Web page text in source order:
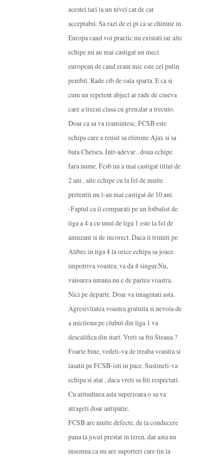
acestei tari la un nivel cat de cat
acceptabil. Sa razi de ei pt ca se chinuie in
Europa cand voi practic nu existati iar alte
echipe nu au mai castigat un meci
european de cand eram mic este cel putin
penibil. Rade cib de oala sparta. E ca si
cum un repetent abject ar rade de cineva
care a trecut clasa cu greu,dar a trecuto.
Doar ca sa va reamintesc, FCSB este
echipa care a reusit sa elimine Ajax si sa
bata Chelsea. Intr-adevar , doua echipe
fara nume. Fcsb nu a mai castigat titlul de
2 ani , alte echipe cu la fel de multe
pretentii nu l-au mai castigat de 10 ani.
-Faptul ca il comparati pe un fotbalist de
liga a 4 a cu unul de liga 1 este la fel de
amuzant si de incorect. Daca il trimiti pe
Alibec in liga 4 la orice echipa sa joace
impotriva voastra, va da 4 singur.Nu,
valoarea umana nu e de partea voastra.
Nici pe departe. Doar va imaginati asta.
Agresivitatea voastra gratuita si nevoia de
a mictiona pe clubul din liga 1 va
descalifica din start. Vreti sa fiti Steaua ?
Foarte bine, vedeti-va de treaba voastra si
lasatii pe FCSB-isti in pace. Sustineti-va
echipa si atat , daca vreti sa fiti respectati.
Cu atitudinea asta superioara o sa va
atrageti doar antipatie.
FCSB are multe defecte, de la conducere
pana la jocul prestat in teren, dar asta nu
insemna ca nu are suporteri care tin la